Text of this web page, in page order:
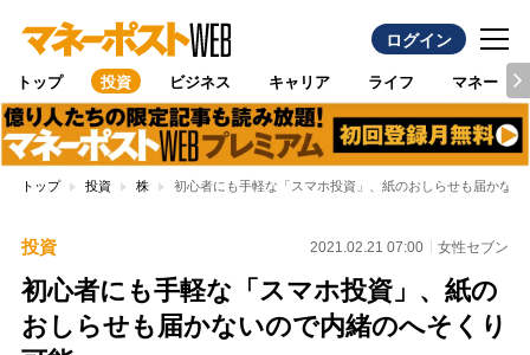
ログイン
トップ 投資 ビジネス キャリア ライフ マネー
トップ 投資 株 初心者にも手軽な「スマホ投資」、紙のおしらせも届かな
投資 2021.02.21 07:00 女性セブン
初心者にも手軽な「スマホ投資」、紙の
おしらせも届かないので内緒のへそくり